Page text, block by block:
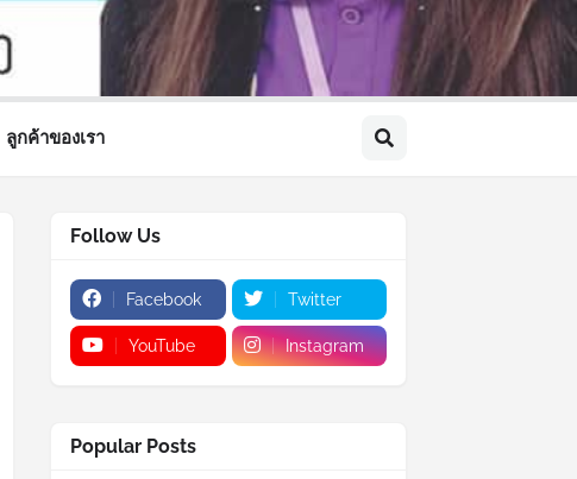
ลูกค้าของเรา
Follow Us
Facebook Twitter
YouTube Instagram
Popular Posts